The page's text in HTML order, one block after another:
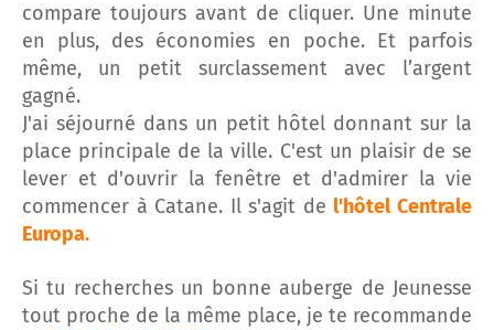
compare toujours avant de cliquer. Une minute
en plus, des économies en poche. Et parfois
même, un petit surclassement avec l’argent
gagné.
J'ai séjourné dans un petit hôtel donnant sur la
place principale de la ville. C'est un plaisir de se
lever et d'ouvrir la fenêtre et d'admirer la vie
commencer à Catane. Il s'agit de l'hôtel Centrale
Europa.
Si tu recherches un bonne auberge de Jeunesse
tout proche de la même place, je te recommande